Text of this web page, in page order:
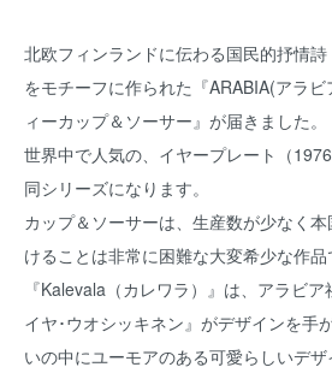
北欧フィンランドに伝わる国民的抒情詩
をモチーフに作られた『ARABIA(アラ
ィーカップ＆ソーサー』が届きました。
世界中で人気の、イヤープレート（
同シリーズになります。
カップ＆ソーサーは、生産数が少なく
けることは非常に困難な大変希少な作品
『Kalevala（カレワラ）』は、アラビ
イヤ･ウオシッキネン』がデザインを手
いの中にユーモアのある可愛らしいデ